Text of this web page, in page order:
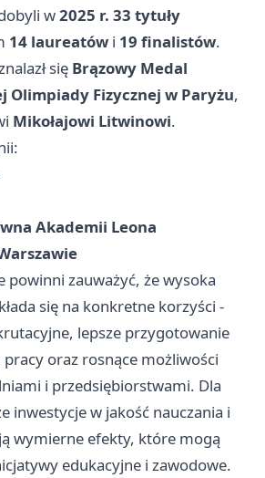
w2025 r. 33 tytuły
14 laureatów i 19 finalistów.
się Brązowy Medal
Olimpiady Fizycznej w Paryżu,
Mikołajowi Litwinowi.
Akademii Leona
powinni zauważyć, że wysoka
się na konkretne korzyści -
lepsze przygotowanie
oraz rosnące możliwości
i przedsiębiorstwami. Dla
inwestycje w jakość nauczania i
wymierne efekty, które mogą
edukacyjne i zawodowe.